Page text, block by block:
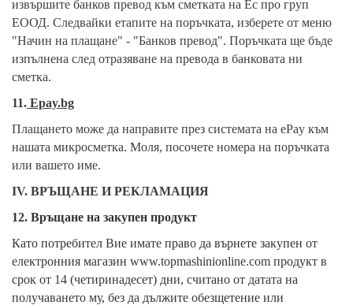
извършите банков превод към сметката на Ес про груп
ЕООД. Следвайки етапите на поръчката, изберете от меню
"Начин на плащане" - "Банков превод". Поръчката ще бъде
изпълнена след отразяване на превода в банковата ни
сметка.
11. Epay.bg
Плащането може да направите през системата на ePay към
нашата микросметка. Моля, посочете номера на поръчката
или вашето име.
IV. ВРЪЩАНЕ И РЕКЛАМАЦИЯ
12. Връщане на закупен продукт
Като потребител Вие имате право да върнете закупен от
електронния магазин www.topmashinionline.com продукт в
срок от 14 (четиринадесет) дни, считано от датата на
получаването му, без да дължите обезщетение или